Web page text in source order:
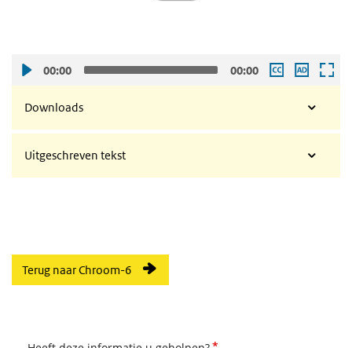
00:00 00:00
Downloads
Uitgeschreven tekst
Terug naar Chroom-6